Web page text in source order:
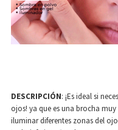
DESCRIPCIÓN: ¡Es ideal si
ojos! ya que es una brocha
iluminar diferentes zonas del